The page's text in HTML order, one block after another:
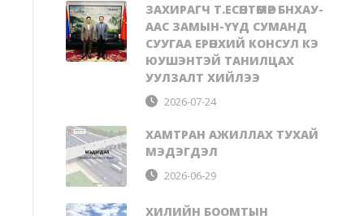
ЗАХИРАГЧ Т.ЕСӨНТӨМӨР БНХАУ-
ААС ЗАМЫН-ҮҮД СУМАНД
СУУГАА ЕРӨНХИЙ КОНСУЛ КЭ
ЮУШЭНТЭЙ ТАНИЛЦАХ
УУЛЗАЛТ ХИЙЛЭЭ
2026-07-24
ХАМТРАН АЖИЛЛАХ ТУХАЙ
МЭДЭГДЭЛ
2026-06-29
ХИЛИЙН БООМТЫН